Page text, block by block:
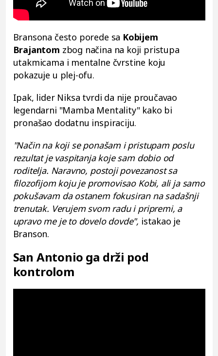
Bransona često porede sa Kobijem
Brajantom zbog načina na koji pristupa
utakmicama i mentalne čvrstine koju
pokazuje u plej-ofu.
Ipak, lider Niksa tvrdi da nije proučavao
legendarni "Mamba Mentality" kako bi
pronašao dodatnu inspiraciju.
"Način na koji se ponašam i pristupam poslu
rezultat je vaspitanja koje sam dobio od
roditelja. Naravno, postoji povezanost sa
filozofijom koju je promovisao Kobi, ali ja samo
pokušavam da ostanem fokusiran na sadašnji
trenutak. Verujem svom radu i pripremi, a
upravo me je to dovelo dovde", istakao je
Branson.
San Antonio ga drži pod
kontrolom